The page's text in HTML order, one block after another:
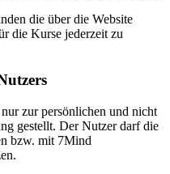
die über die Website
die Kurse jederzeit zu
zur persönlichen und nicht
gestellt. Der Nutzer darf die
bzw. mit 7Mind